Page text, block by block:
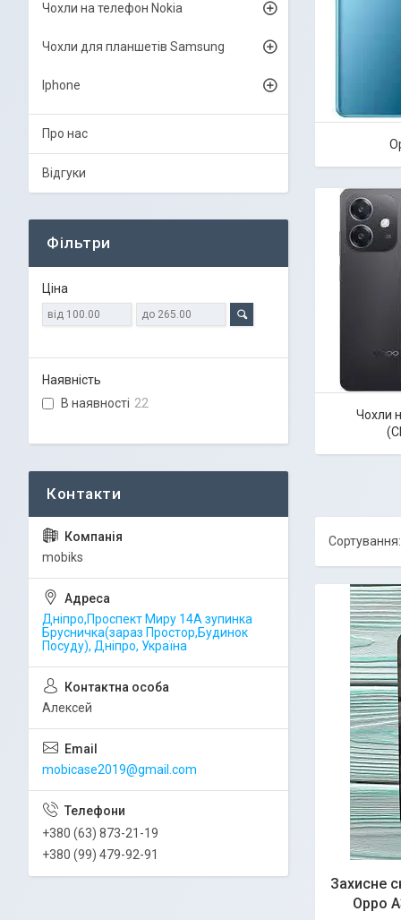
Чохли
Захисне
Oppo
Чохли на телефон Nokia
Чохли для планшетів Samsung
Iphone
Про нас
Відгуки
Фільтри
Ціна
Наявність
В наявності 22
mobiks
Дніпро,Проспект Миру 14А зупинка
Брусничка(зараз Простор,Будинок
Посуду), Дніпро, Україна
Алексей
mobicase2019@gmail.com
+380 (63) 873-21-19
+380 (99) 479-92-91